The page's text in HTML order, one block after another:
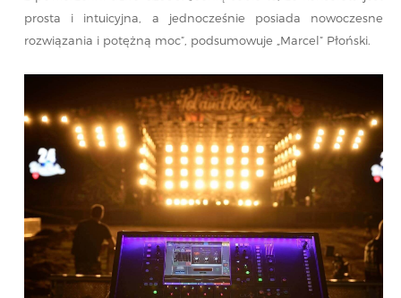
prosta i intuicyjna, a jednocześnie posiada nowoczesne
rozwiązania i potężną moc”, podsumowuje „Marcel” Płoński.